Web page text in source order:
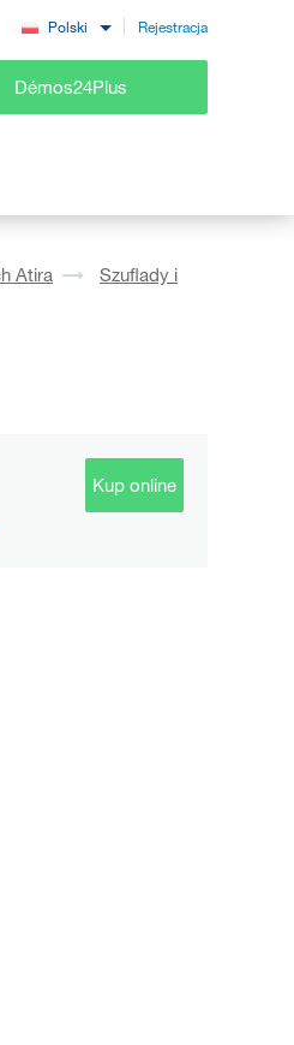
Polski Rejestracja
Démos24Plus
Atira
Szuflady i
Kup online